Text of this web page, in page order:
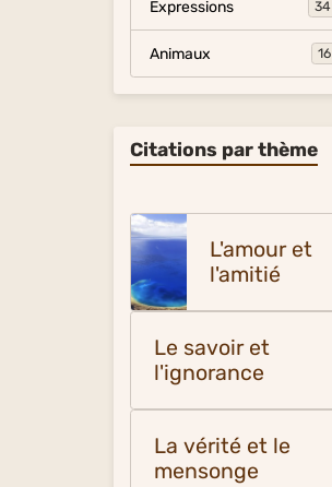
Expressions 34
Animaux 16
Citations par thème
L'amour et
l'amitié
Le savoir et
l'ignorance
La vérité et le
mensonge